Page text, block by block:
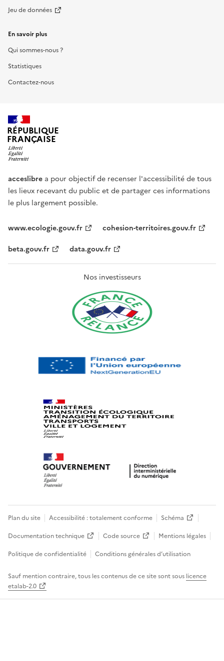
Jeu de données
En savoir plus
Qui sommes-nous ?
Statistiques
Contactez-nous
RÉPUBLIQUE
FRANÇAISE
acceslibre a pour objectif de recenser l'accessibilité de tous
les lieux recevant du public et de partager ces informations
le plus largement possible.
www.ecologie.gouv.fr
cohesion-territoires.gouv.fr
beta.gouv.fr
data.gouv.fr
Nos investisseurs
Plan du site Accessibilité : totalement conforme
Schéma
Documentation technique
Code source
Mentions légales
Politique de confidentialité
Conditions générales d’utilisation
Sauf mention contraire, tous les contenus de ce site sont sous licence
etalab-2.0